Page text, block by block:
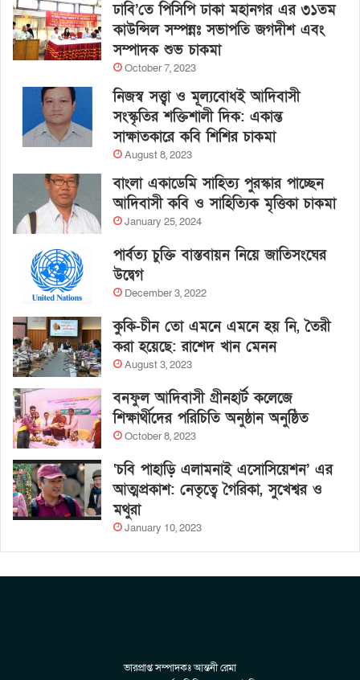
ঢাবি’তে পিসিপি ঢাকা মহানগর এর ৩১তম
কাউন্সিল সম্পন্নঃ সভাপতি জগদীশ এবং
সম্পাদক শুভ চাকমা
October 7, 2023
নিজস্ব সত্ত্বা ও মূল্যবোধই আদিবাসী
সংস্কৃতির শক্তিশালী দিক: একান্ত
সাক্ষাতকারে কবি শিশির চাকমা
August 8, 2023
বাংলা একাডেমি সাহিত্য পুরস্কার পাচ্ছেন
আদিবাসী কবি ও সাহিত্যিক মৃত্তিকা চাকমা
January 25, 2024
পার্বত্য চুক্তি বাস্তবায়ন নিয়ে জাতিসংঘের
উদ্বেগ
December 3, 2022
কুকি-চীন তো এমনে এমনে হয় নি, তৈরী
করা হয়েছে: রাশেদ খান মেনন
August 3, 2023
বনফুল আদিবাসী গ্রীনহার্ট কলেজে
শিক্ষার্থীদের পরিচিতি অনুষ্ঠান অনুষ্ঠিত
October 8, 2023
‘চবি পাহাড়ি এলামনাই এসোসিয়েশন’ এর
আত্মপ্রকাশ: নেতৃত্বে গৈরিকা, সুখেশ্বর ও
মথুরা
January 10, 2023
ভারপ্রাপ্ত সম্পাদকঃ আন্তনী রেমা